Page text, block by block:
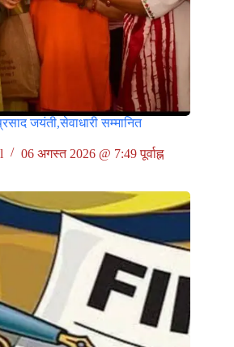
जयंती,सेवाधारी सम्मानित
06 अगस्त 2026 @ 7:49 पूर्वाह्न